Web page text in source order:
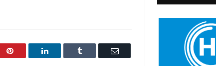
Pinterest LinkedIn Tumblr Email